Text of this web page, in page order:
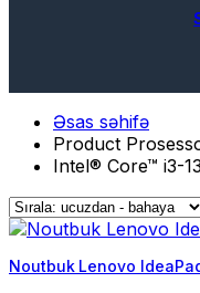
Əsas səhifə
Product
Intel® Core™ i3-
Noutbuk Lenovo